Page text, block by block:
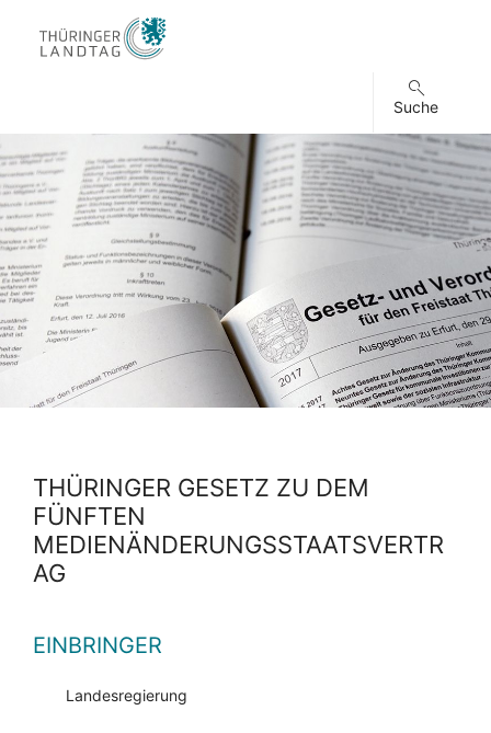
Suche
THÜRINGER GESETZ ZU DEM
FÜNFTEN
MEDIENÄNDERUNGSSTAATSVERTR
AG
EINBRINGER
Landesregierung